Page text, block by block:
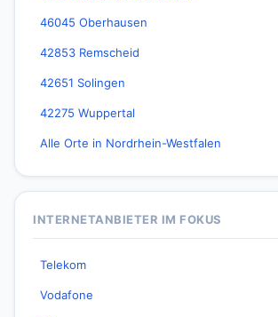
46045 Oberhausen
42853 Remscheid
42651 Solingen
42275 Wuppertal
Alle Orte in Nordrhein-Westfalen
INTERNETANBIETER IM FOKUS
Telekom
Vodafone